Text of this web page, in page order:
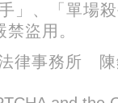
」、「單場
盜用。
律事務所 陳